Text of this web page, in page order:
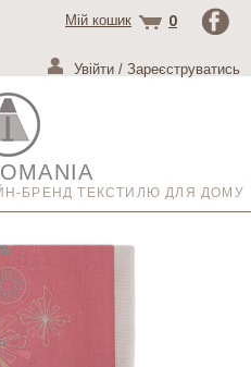
Мій кошик 0
Увійти / Зареєструватись
БРЕНД ТЕКСТИЛЮ ДЛЯ ДОМУ